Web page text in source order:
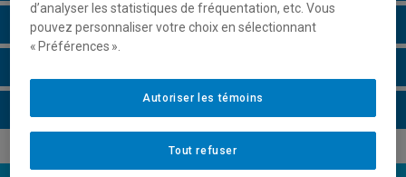
Horaire - Été 2026
d’analyser les statistiques de fréquentation, etc. Vous
pouvez personnaliser votre choix en sélectionnant
« Préférences ».
Tout refuser
Autoriser les témoins